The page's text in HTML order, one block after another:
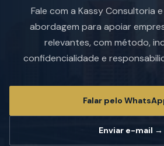
Fale com a Kassy Consultoria
abordagem para apoiar
relevantes, com método,
confidencialidade e
Falar pelo
Enviar e-mail →